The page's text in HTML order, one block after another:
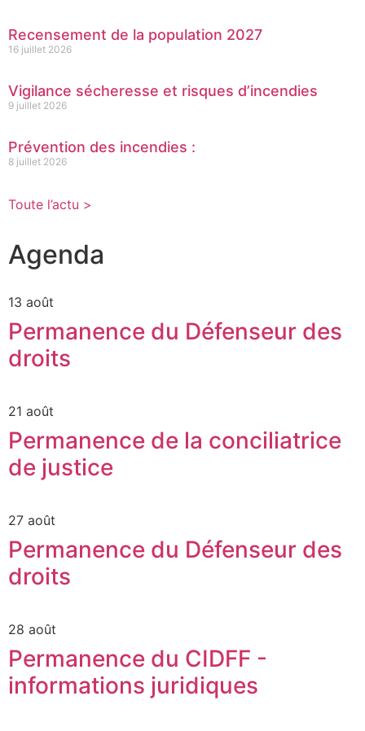
Recensement de la population 2027
16 juillet 2026
Vigilance sécheresse et risques d’incendies
9 juillet 2026
Prévention des incendies :
8 juillet 2026
Toute l’actu >
Agenda
13 août
Permanence du Défenseur des
droits
21 août
Permanence de la conciliatrice
de justice
27 août
Permanence du Défenseur des
droits
28 août
Permanence du CIDFF -
informations juridiques